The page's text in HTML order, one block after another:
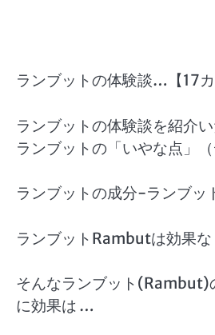
ランブットの体験談…【17
ランブットの体験談を紹介
ランブットの「いやな点」
ランブットの成分-ランブッ
ランブットRambutは効果
そんなランブット(Rambut)
に効果は …